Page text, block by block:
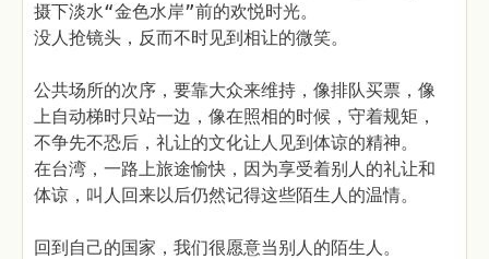
摄下淡水“金色水岸”前的欢悦时光。
没人抢镜头，反而不时见到相让的微笑。
公共场所的次序，要靠大众来维持，像排队买票，像
上自动梯时只站一边，像在照相的时候，守着规矩，
不争先不恐后，礼让的文化让人见到体谅的精神。
在台湾，一路上旅途愉快，因为享受着别人的礼让和
体谅，叫人回来以后仍然记得这些陌生人的温情。
回到自己的国家，我们很愿意当别人的陌生人。